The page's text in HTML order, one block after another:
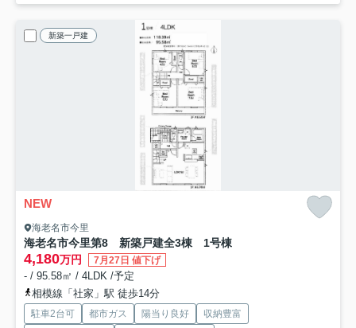
新築一戸建
NEW
海老名市今里
海老名市今里第8 新築戸建全3棟 1号棟
4,180万円 7月27日 値下げ
- / 95.58㎡ / 4LDK /予定
相模線「社家」駅 徒歩14分
駐車2台可 都市ガス 陽当り良好
収納豊富